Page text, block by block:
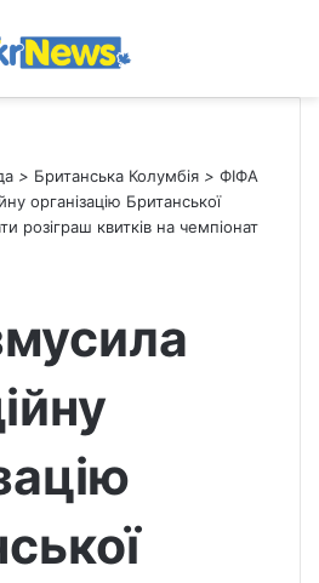
> Британська Колумбія > ФІФА
організацію Британської
розіграш квитків на чемпіонат